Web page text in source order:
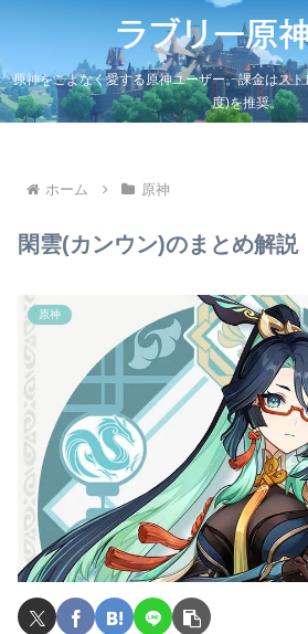
原神をこよなく愛する原神ユーザー。課金はス
度)を推奨。
ホーム 原神
閑雲(カンウン)のまとめ解説
原神